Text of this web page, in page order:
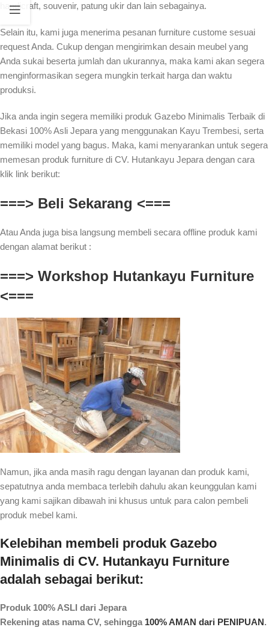
handicraft, souvenir, patung ukir dan lain sebagainya.
Selain itu, kami juga menerima pesanan furniture custome sesuai
request Anda. Cukup dengan mengirimkan desain meubel yang
Anda sukai beserta jumlah dan ukurannya, maka kami akan segera
menginformasikan segera mungkin terkait harga dan waktu
produksi.
Jika anda ingin segera memiliki produk Gazebo Minimalis Terbaik di
Bekasi 100% Asli Jepara yang menggunakan Kayu Trembesi, serta
memiliki model yang bagus. Maka, kami menyarankan untuk segera
memesan produk furniture di CV. Hutankayu Jepara dengan cara
klik link berikut:
===> Beli Sekarang <===
Atau Anda juga bisa langsung membeli secara offline produk kami
dengan alamat berikut :
===> Workshop Hutankayu Furniture
<===
Namun, jika anda masih ragu dengan layanan dan produk kami,
sepatutnya anda membaca terlebih dahulu akan keunggulan kami
yang kami sajikan dibawah ini khusus untuk para calon pembeli
produk mebel kami.
Kelebihan membeli produk Gazebo
Minimalis di CV. Hutankayu Furniture
adalah sebagai berikut:
Produk 100% ASLI dari Jepara
Rekening atas nama CV, sehingga 100% AMAN dari PENIPUAN.